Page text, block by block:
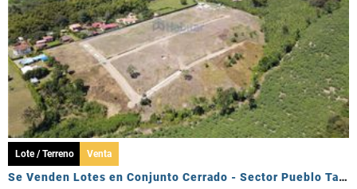
Lote / Terreno Venta
Se Venden Lotes en Conjunto Cerrado - Sector Pueblo Tapado